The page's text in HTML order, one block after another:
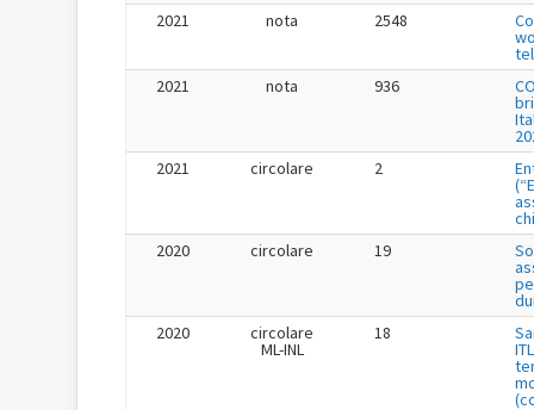
2021
nota 2548
2021
nota 936
2021
circolare 2
2020
circolare 19
2020
circolare
ML-INL
18